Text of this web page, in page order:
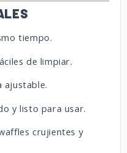
tiempo.
de limpiar.
ajustable.
y listo para usar.
crujientes y